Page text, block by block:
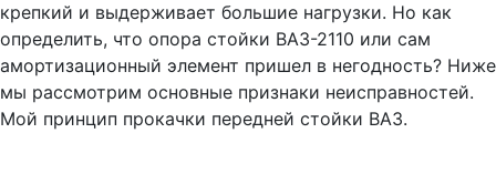
крепкий и выдерживает большие нагрузки. Но как
определить, что опора стойки ВАЗ-2110 или сам
амортизационный элемент пришел в негодность? Ниже
мы рассмотрим основные признаки неисправностей.
Мой принцип прокачки передней стойки ВАЗ.